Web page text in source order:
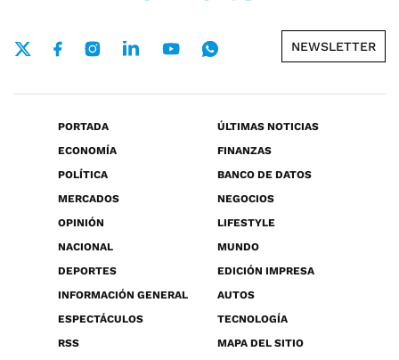
NEWSLETTER
PORTADA
ÚLTIMAS NOTICIAS
ECONOMÍA
FINANZAS
POLÍTICA
BANCO DE DATOS
MERCADOS
NEGOCIOS
OPINIÓN
LIFESTYLE
NACIONAL
MUNDO
DEPORTES
EDICIÓN IMPRESA
INFORMACIÓN GENERAL
AUTOS
ESPECTÁCULOS
TECNOLOGÍA
RSS
MAPA DEL SITIO